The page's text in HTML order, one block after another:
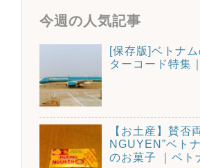
今週の人気記事
[保存版]ベトナ
ターコード特集
【お土産】賛否
NGUYEN”ベト
のお菓子 ｜ベト